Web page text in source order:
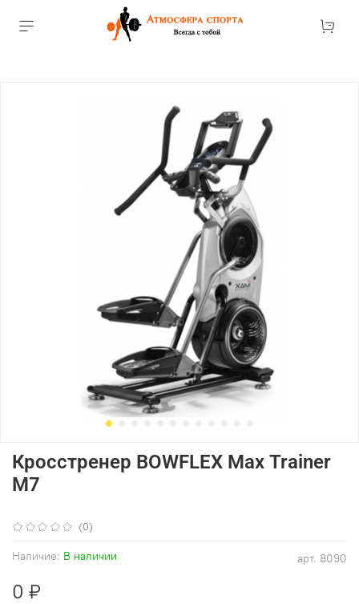
(0)
арт. 8090
Наличие: В наличии
Кросстренер BOWFLEX Max Trainer
M7
0 ₽